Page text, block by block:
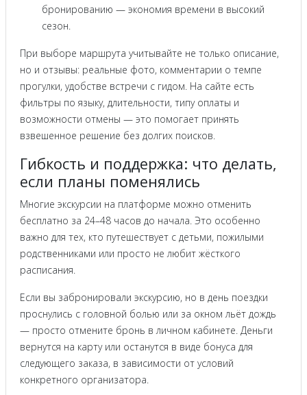
бронированию — экономия времени в высокий
сезон.
При выборе маршрута учитывайте не только описание,
но и отзывы: реальные фото, комментарии о темпе
прогулки, удобстве встречи с гидом. На сайте есть
фильтры по языку, длительности, типу оплаты и
возможности отмены — это помогает принять
взвешенное решение без долгих поисков.
Гибкость и поддержка: что делать,
если планы поменялись
Многие экскурсии на платформе можно отменить
бесплатно за 24–48 часов до начала. Это особенно
важно для тех, кто путешествует с детьми, пожилыми
родственниками или просто не любит жёсткого
расписания.
Если вы забронировали экскурсию, но в день поездки
проснулись с головной болью или за окном льёт дождь
— просто отмените бронь в личном кабинете. Деньги
вернутся на карту или останутся в виде бонуса для
следующего заказа, в зависимости от условий
конкретного организатора.